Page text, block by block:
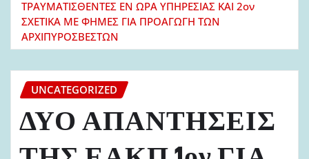
ΤΡΑΥΜΑΤΙΣΘΕΝΤΕΣ ΕΝ ΩΡΑ ΥΠΗΡΕΣΙΑΣ ΚΑΙ 2ον
ΣΧΕΤΙΚΑ ΜΕ ΦΗΜΕΣ ΓΙΑ ΠΡΟΑΓΩΓΗ ΤΩΝ
ΑΡΧΙΠΥΡΟΣΒΕΣΤΩΝ
UNCATEGORIZED
ΔΥΟ ΑΠΑΝΤΗΣΕΙΣ